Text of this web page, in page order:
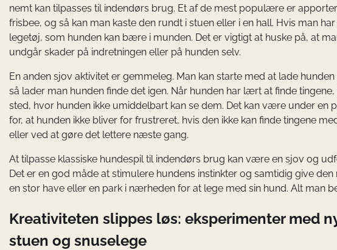
nemt kan tilpasses til indendørs brug. Et af de mest populære er
frisbee, og så kan man kaste den rundt i stuen eller i en hall. Hvis man
legetøj, som hunden kan bære i munden. Det er vigtigt at huske på, at
undgår skader på indretningen eller på hunden selv.
En anden sjov aktivitet er gemmeleg. Man kan starte med at lade
så lader man hunden finde det igen. Når hunden har lært at finde
sted, hvor hunden ikke umiddelbart kan se dem. Det kan være under en
for, at hunden ikke bliver for frustreret, hvis den ikke kan finde tingene
eller ved at gøre det lettere næste gang.
At tilpasse klassiske hundespil til indendørs brug kan være en sjov og
Det er en god måde at stimulere hundens instinkter og samtidig give
en stor have eller en park i nærheden for at lege med sin hund. Alt man
Kreativiteten slippes løs: eksperimenter med
stuen og snuselege